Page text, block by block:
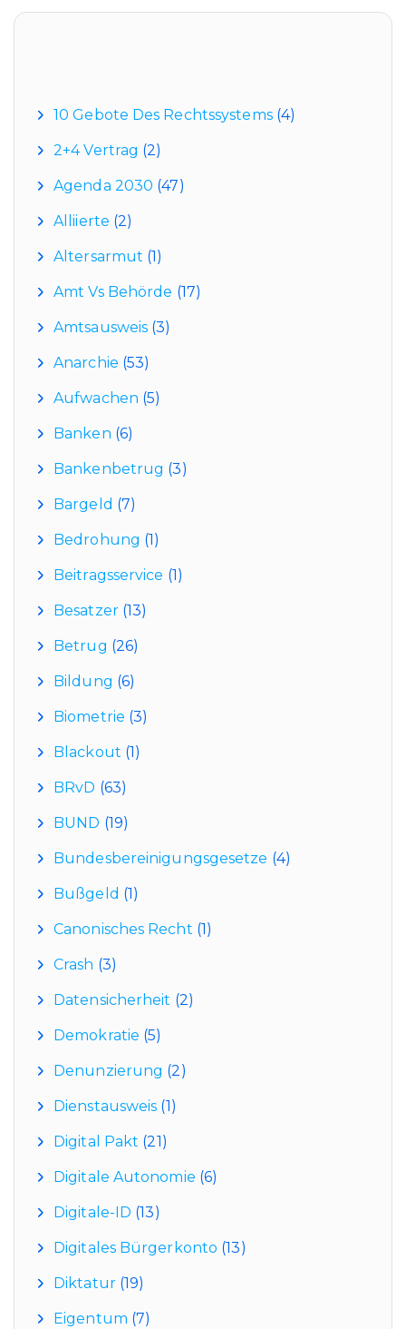
10 Gebote Des Rechtssystems(4)
2+4 Vertrag (2)
Agenda 2030 (47)
Alliierte (2)
Altersarmut (1)
Amt Vs Behörde (17)
Amtsausweis (3)
Anarchie (53)
Aufwachen (5)
Banken (6)
Bankenbetrug (3)
Bargeld (7)
Bedrohung (1)
Beitragsservice (1)
Besatzer(13)
Betrug (26)
Bildung (6)
Biometrie (3)
Blackout (1)
BRvD (63)
BUND (19)
Bundesbereinigungsgesetze (4)
Bußgeld (1)
Canonisches Recht (1)
Crash (3)
Datensicherheit (2)
Demokratie (5)
Denunzierung (2)
Dienstausweis (1)
Digital Pakt (21)
Digitale Autonomie (6)
Digitale-ID (13)
Digitales Bürgerkonto (13)
Diktatur(19)
Eigentum (7)